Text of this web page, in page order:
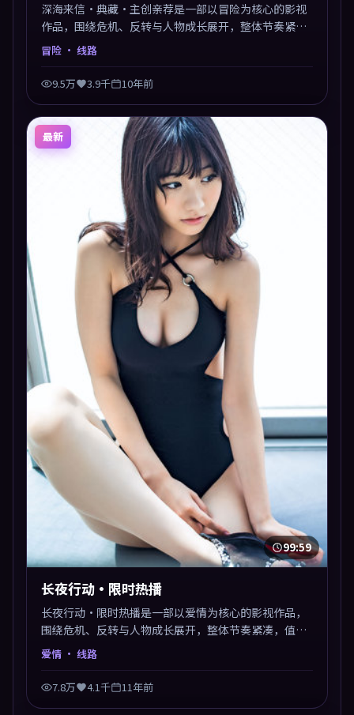
深海来信·典藏·主创亲荐是一部以冒险为核心的影视
作品，围绕危机、反转与人物成长展开，整体节奏紧
凑，值得推荐观看。
冒险 · 线路
9.5万 3.9千 10年前
最新
99:59
长夜行动·限时热播
长夜行动·限时热播是一部以爱情为核心的影视作品，
围绕危机、反转与人物成长展开，整体节奏紧凑，值得
推荐观看。
爱情 · 线路
7.8万 4.1千 11年前